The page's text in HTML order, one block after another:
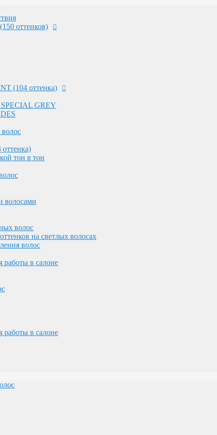
тон в тон
волос
на светлых волосах
волос
в салоне
в салоне
оттенков)
(104 оттенка)
SPECIAL GREY
тон в тон
волосами
волос
на светлых волосах
волос
работы в салоне
работы в салоне